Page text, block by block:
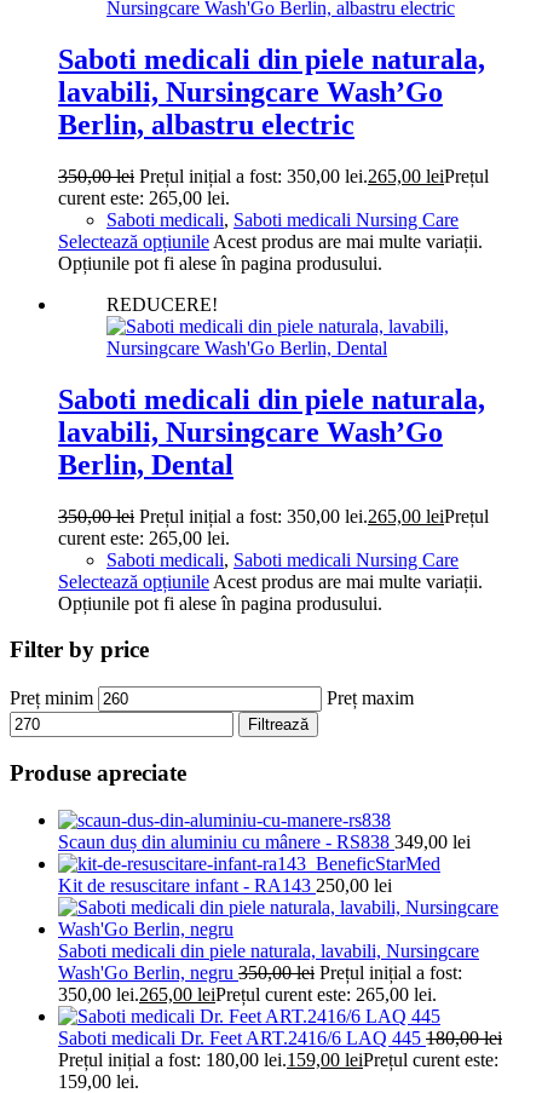
Saboti medicali din piele naturala,
lavabili, Nursingcare Wash’Go
Berlin, albastru electric
350,00lei Prețul inițial a fost: 350,00 lei.265,00 leiPrețul
curent este: 265,00 lei.
Saboti medicali, Saboti medicali Nursing Care
Selectează opțiunile Acest produs are mai multe variații.
Opțiunile pot fi alese în pagina produsului.
REDUCERE!
Saboti medicali din piele naturala,
lavabili, Nursingcare Wash’Go
Berlin, Dental
350,00lei Prețul inițial a fost: 350,00 lei.265,00 leiPrețul
curent este: 265,00 lei.
Saboti medicali, Saboti medicali Nursing Care
Selectează opțiunile Acest produs are mai multe variații.
Opțiunile pot fi alese în pagina produsului.
Filter by price
Preț minim Preț maxim
Filtrează
Produse apreciate
Scaun duș din aluminiu cu mânere - RS838 349,00 lei
Kit de resuscitare infant - RA143 250,00 lei
Saboti medicali din piele naturala, lavabili, Nursingcare
Wash'Go Berlin, negru 350,00lei Prețul inițial a fost:
350,00 lei.265,00 leiPrețul curent este: 265,00 lei.
Saboti medicali Dr. Feet ART.2416/6 LAQ 445 180,00lei
Prețul inițial a fost: 180,00 lei.159,00 leiPrețul curent este:
159,00 lei.